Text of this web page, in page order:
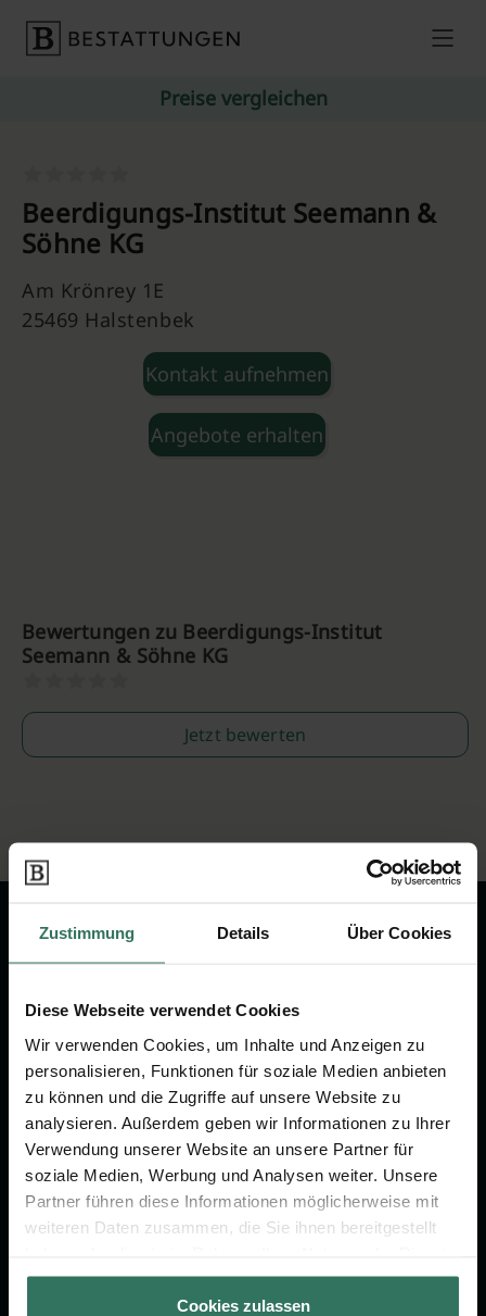
Zustimmung Details Über Cookies
Diese Webseite verwendet Cookies
Wir verwenden Cookies, um Inhalte und Anzeigen zu
personalisieren, Funktionen für soziale Medien anbieten
zu können und die Zugriffe auf unsere Website zu
analysieren. Außerdem geben wir Informationen zu Ihrer
Verwendung unserer Website an unsere Partner für
soziale Medien, Werbung und Analysen weiter. Unsere
Partner führen diese Informationen möglicherweise mit
weiteren Daten zusammen, die Sie ihnen bereitgestellt
gesammelt haben.
Cookies zulassen
Preise vergleichen
Beerdigungs-Institut Seemann &
Söhne KG
Am Krönrey 1E
25469 Halstenbek
Kontakt aufnehmen
Angebote erhalten
Bewertungen zu Beerdigungs-Institut
Seemann & Söhne KG
Jetzt bewerten
um das Thema Bestattung &
Vorsorge.
Jetzt beraten lassen
FÜR SIE
Vergleich
Ratgeber
FÜR BESTATTER
Online-Portal
Kostenlos registrieren